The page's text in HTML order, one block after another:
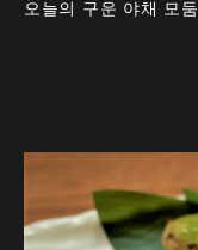
오늘의 구운 야채 모둠